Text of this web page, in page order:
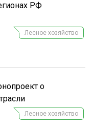
РФ
Лесное хозяйство
о
Лесное хозяйство